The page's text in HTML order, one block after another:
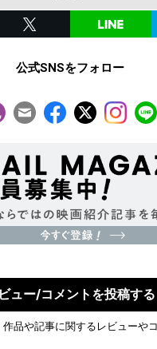
公式SNSをフォロー
ュー/コメントを投稿する
作品や記事に関するレビューや